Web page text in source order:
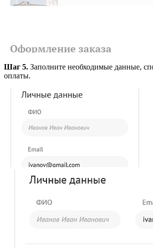
Шаг 5. Заполните необходимые данные,
оплаты.